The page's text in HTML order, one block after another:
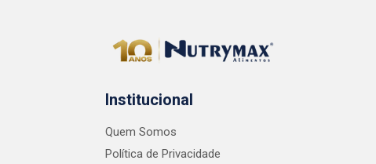
Institucional
Quem Somos
Política de Privacidade